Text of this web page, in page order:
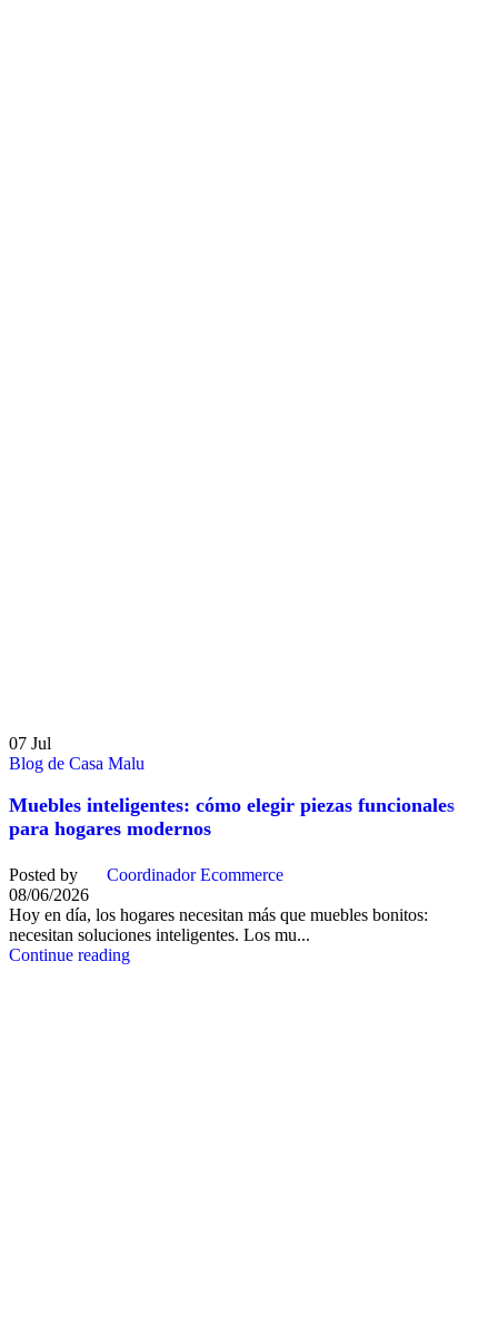
07 Jul
Blog de Casa Malu
Muebles inteligentes: cómo elegir piezas funcionales
para hogares modernos
Posted by
Coordinador Ecommerce
08/06/2026
Hoy en día, los hogares necesitan más que muebles bonitos:
necesitan soluciones inteligentes. Los mu...
Continue reading